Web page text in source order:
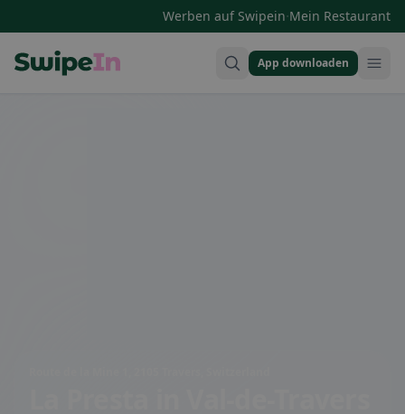
Werben auf Swipein·Mein Restaurant
App downloaden